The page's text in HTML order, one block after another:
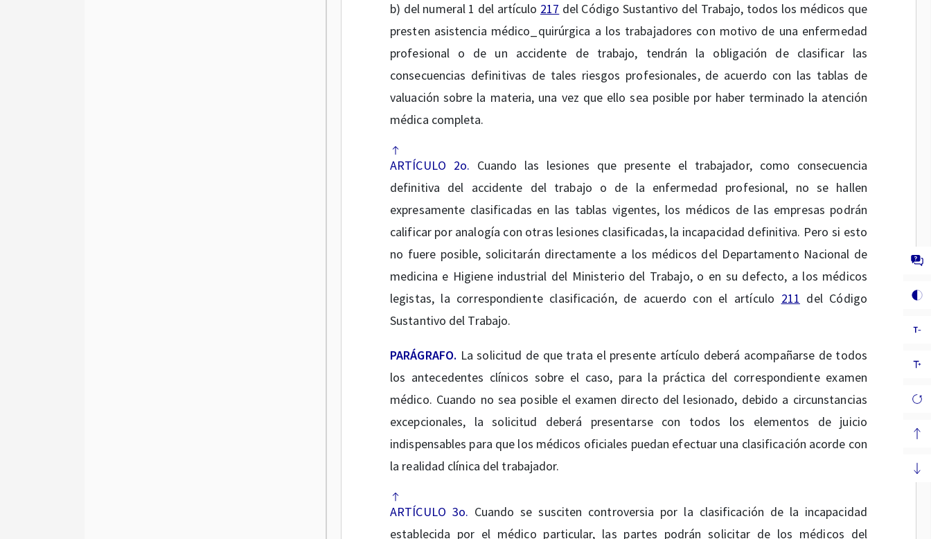
b) del numeral 1 del artículo 217 del Código Sustantivo del Trabajo, todos los médicos que
presten asistencia médico_quirúrgica a los trabajadores con motivo de una enfermedad
profesional o de un accidente de trabajo, tendrán la obligación de clasificar las
consecuencias definitivas de tales riesgos profesionales, de acuerdo con las tablas de
valuación sobre la materia, una vez que ello sea posible por haber terminado la atención
médica completa.
ARTÍCULO 2o. Cuando las lesiones que presente el trabajador, como consecuencia
definitiva del accidente del trabajo o de la enfermedad profesional, no se hallen
expresamente clasificadas en las tablas vigentes, los médicos de las empresas podrán
calificar por analogía con otras lesiones clasificadas, la incapacidad definitiva. Pero si esto
no fuere posible, solicitarán directamente a los médicos del Departamento Nacional de
medicina e Higiene industrial del Ministerio del Trabajo, o en su defecto, a los médicos
legistas, la correspondiente clasificación, de acuerdo con el artículo 211 del Código
Sustantivo del Trabajo.
PARÁGRAFO. La solicitud de que trata el presente artículo deberá acompañarse de todos
los antecedentes clínicos sobre el caso, para la práctica del correspondiente examen
médico. Cuando no sea posible el examen directo del lesionado, debido a circunstancias
excepcionales, la solicitud deberá presentarse con todos los elementos de juicio
indispensables para que los médicos oficiales puedan efectuar una clasificación acorde con
la realidad clínica del trabajador.
ARTÍCULO 3o. Cuando se susciten controversia por la clasificación de la incapacidad
establecida por el médico particular, las partes podrán solicitar de los médicos del